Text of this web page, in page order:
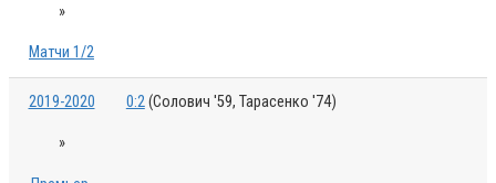
»
Матчи 1/2
2019-2020
»
0:2(Солович '59, Тарасенко '74)